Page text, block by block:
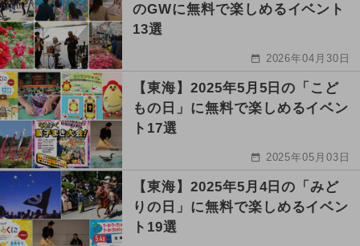
のGWに無料で楽しめるイベント
13選
2026年04月30日
【東海】2025年5月5日の「こど
もの日」に無料で楽しめるイベン
ト17選
2025年05月03日
【東海】2025年5月4日の「みど
りの日」に無料で楽しめるイベン
ト19選